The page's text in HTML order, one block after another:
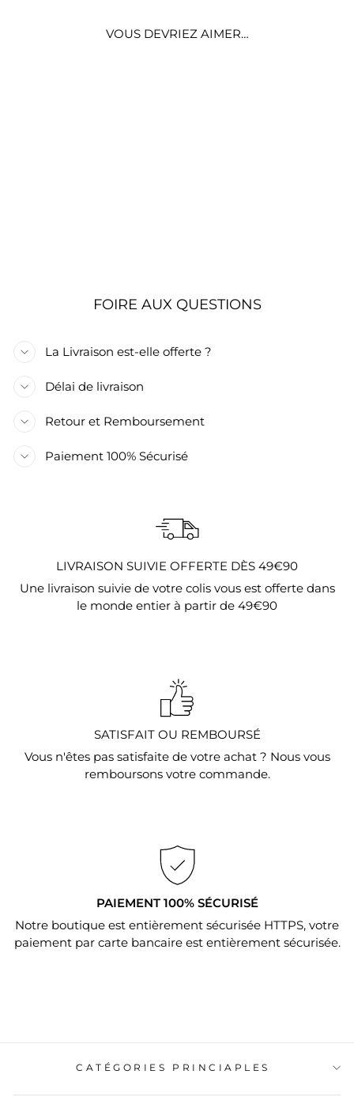
VOUS DEVRIEZ AIMER…
FOIRE AUX QUESTIONS
La Livraison est-elle offerte ?
Délai de livraison
Retour et Remboursement
Paiement 100% Sécurisé
LIVRAISON SUIVIE OFFERTE DÈS 49€90
Une livraison suivie de votre colis vous est offerte dans
le monde entier à partir de 49€90
SATISFAIT OU REMBOURSÉ
Vous n'êtes pas satisfaite de votre achat ? Nous vous
remboursons votre commande.
PAIEMENT 100% SÉCURISÉ
Notre boutique est entièrement sécurisée HTTPS, votre
paiement par carte bancaire est entièrement sécurisée.
CATÉGORIES PRINCIAPLES